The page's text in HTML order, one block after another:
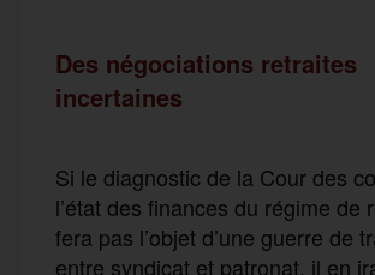
Des négociations retraites
incertaines
Si le diagnostic de la Cour des
l’état des finances du régime de
fera pas l’objet d’une guerre de
entre syndicat et patronat, il en